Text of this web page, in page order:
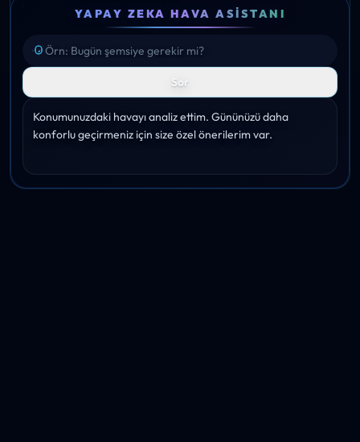
YAPAY ZEKA HAVA ASISTANI
Sor
Konumunuzdaki havayı analiz ettim. Gününüzü daha
konforlu geçirmeniz için size özel önerilerim var.